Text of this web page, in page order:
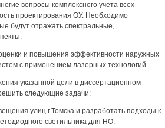
вопросы комплексного учета всех
проектирования ОУ. Необходимо
будут отражать спектральные,
и повышения эффективности наружных
с применением лазерных технологий.
указанной цели в диссертационном
следующие задачи:
улиц г.Томска и разработать подходы к
светильника для НО;